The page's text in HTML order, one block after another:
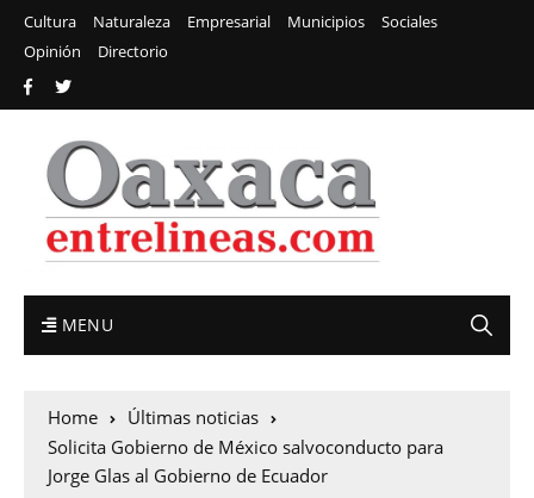
Cultura Naturaleza Empresarial Municipios
Sociales
Opinión
Directorio
MENU
Home
Últimas noticias
Solicita Gobierno de México salvoconducto para
Jorge Glas al Gobierno de Ecuador